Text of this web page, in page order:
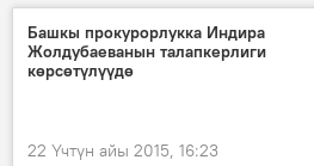
Евразиялык экономикалык биримдик
Башкы прокурорлукка Индира
Жолдубаеванын талапкерлиги
көрсөтүлүүдө
22 Үчтүн айы 2015, 16:23